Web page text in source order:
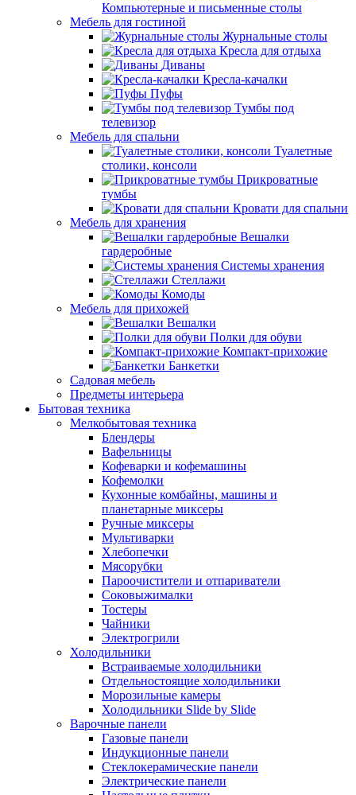
Компьютерные и письменные столы
Мебель для гостиной
Журнальные столы
Кресла для отдыха
Диваны
Кресла-качалки
Пуфы
Тумбы под
телевизор
Мебель для спальни
Туалетные
столики, консоли
Прикроватные
тумбы
Кровати для спальни
Мебель для хранения
Вешалки
гардеробные
Системы хранения
Стеллажи
Комоды
Мебель для прихожей
Вешалки
Полки для обуви
Компакт-прихожие
Банкетки
Садовая мебель
Предметы интерьера
Бытовая техника
Мелкобытовая техника
Блендеры
Вафельницы
Кофеварки и кофемашины
Кофемолки
Кухонные комбайны, машины и
планетарные миксеры
Ручные миксеры
Мультиварки
Хлебопечки
Мясорубки
Пароочистители и отпариватели
Соковыжималки
Тостеры
Чайники
Электрогрили
Холодильники
Встраиваемые холодильники
Отдельностоящие холодильники
Морозильные камеры
Холодильники Slide by Slide
Варочные панели
Газовые панели
Индукционные панели
Стеклокерамические панели
Электрические панели